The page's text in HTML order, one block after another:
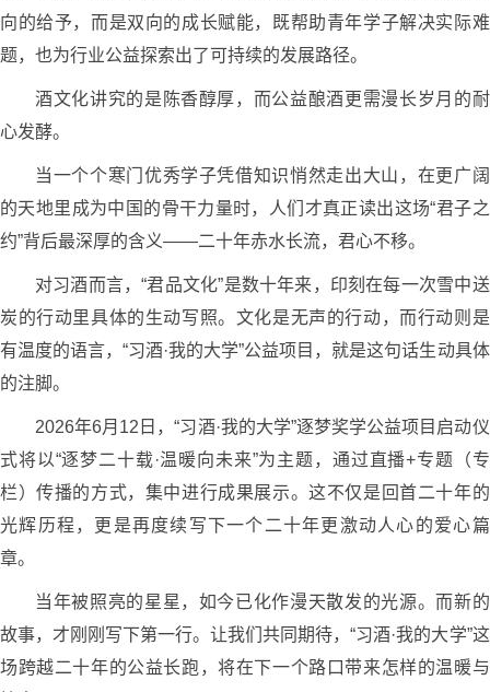
向的给予，而是双向的成长赋能，既帮助青年学子解决实际难
题，也为行业公益探索出了可持续的发展路径。
酒文化讲究的是陈香醇厚，而公益酿酒更需漫长岁月的耐
心发酵。
当一个个寒门优秀学子凭借知识悄然走出大山，在更广阔
的天地里成为中国的骨干力量时，人们才真正读出这场“君子之
约”背后最深厚的含义——二十年赤水长流，君心不移。
对习酒而言，“君品文化”是数十年来，印刻在每一次雪中送
炭的行动里具体的生动写照。文化是无声的行动，而行动则是
有温度的语言，“习酒·我的大学”公益项目，就是这句话生动具体
的注脚。
2026年6月12日，“习酒·我的大学”逐梦奖学公益项目启动仪
式将以“逐梦二十载·温暖向未来”为主题，通过直播+专题（专
栏）传播的方式，集中进行成果展示。这不仅是回首二十年的
光辉历程，更是再度续写下一个二十年更激动人心的爱心篇
章。
当年被照亮的星星，如今已化作漫天散发的光源。而新的
故事，才刚刚写下第一行。让我们共同期待，“习酒·我的大学”这
场跨越二十年的公益长跑，将在下一个路口带来怎样的温暖与